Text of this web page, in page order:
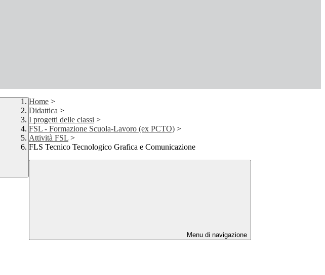
Home >
Didattica >
I progetti delle classi >
FSL - Formazione Scuola-Lavoro (ex PCTO) >
Attività FSL >
FLS Tecnico Tecnologico Grafica e Comunicazione
Menu di navigazione